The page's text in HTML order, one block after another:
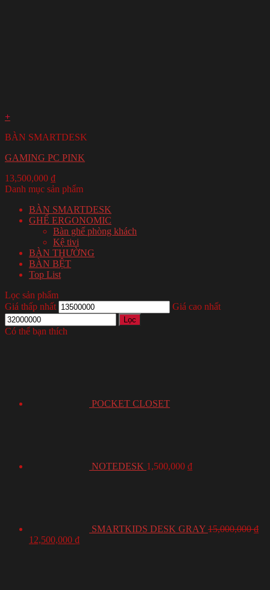
+
BÀN SMARTDESK
GAMING PC PINK
13,500,000 ₫
Danh mục sản phẩm
BÀN SMARTDESK
GHẾ ERGONOMIC
Bàn ghế phòng khách
Kệ tivi
BÀN THƯỜNG
BÀN BỆT
Top List
Lọc sản phẩm
Giá thấp nhất
Giá cao nhất
Lọc
Có thể bạn thích
POCKET CLOSET
NOTEDESK 1,500,000 ₫
SMARTKIDS DESK GRAY 15,000,000₫
12,500,000 ₫